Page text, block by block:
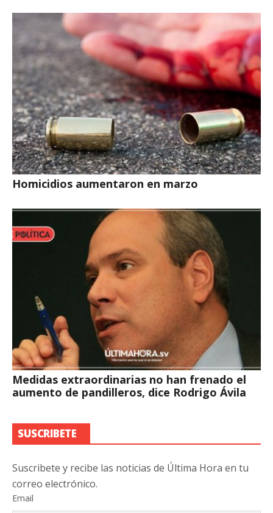
Homicidios aumentaron en marzo
Medidas extraordinarias no han frenado el
aumento de pandilleros, dice Rodrigo Ávila
SUSCRIBETE
Suscribete y recibe las noticias de Última Hora en tu
correo electrónico.
Email